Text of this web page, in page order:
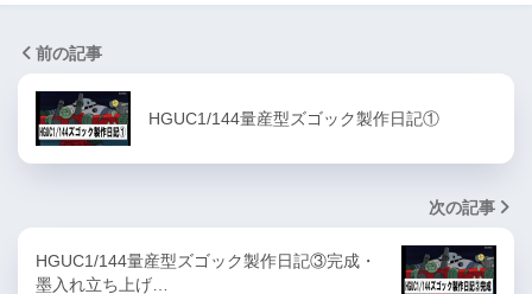
前の記事
HGUC1/144量産型ズゴック製作日記①
次の記事
HGUC1/144量産型ズゴック製作日記③完成・
墨入れ立ち上げ…